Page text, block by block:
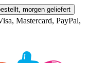
morgen geliefert
Mastercard, PayPal,